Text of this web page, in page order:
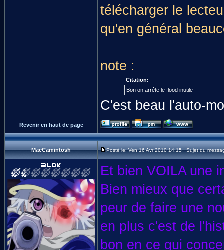
télécharger le
qu'en général
note :
Citation:
Bon on arrête le flood inutile
C'est beau l'auto-
Revenir en haut de page
MacCamintosh Posté le: Ven 16 Avr 2010 14:15 Sujet du
Et bien VOILA une
Bien mieux que
peur de faire une
en plus c'est de
bon en ce qui